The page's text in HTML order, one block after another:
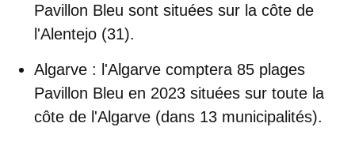
Pavillon Bleu sont situées sur la côte de
l'Alentejo (31).
Algarve : l'Algarve comptera 85 plages
Pavillon Bleu en 2023 situées sur toute la
côte de l'Algarve (dans 13 municipalités).